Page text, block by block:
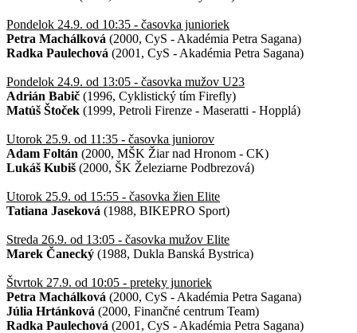
Pondelok 24.9. od 10:35 - časovka junioriek
Petra Machálková (2000, CyS - Akadémia Petra Sagana)
Radka Paulechová (2001, CyS - Akadémia Petra Sagana)
Pondelok 24.9. od 13:05 - časovka mužov U23
Adrián Babič (1996, Cyklistický tím Firefly)
Matúš Štoček (1999, Petroli Firenze - Maseratti - Hopplá)
Utorok 25.9. od 11:35 - časovka juniorov
Adam Foltán (2000, MŠK Žiar nad Hronom - CK)
Lukáš Kubiš (2000, ŠK Železiarne Podbrezová)
Utorok 25.9. od 15:55 - časovka žien Elite
Tatiana Jaseková (1988, BIKEPRO Sport)
Streda 26.9. od 13:05 - časovka mužov Elite
Marek Čanecký (1988, Dukla Banská Bystrica)
Štvrtok 27.9. od 10:05 - preteky junoriek
Petra Machálková (2000, CyS - Akadémia Petra Sagana)
Júlia Hrtánková (2000, Finančné centrum Team)
Radka Paulechová (2001, CyS - Akadémia Petra Sagana)